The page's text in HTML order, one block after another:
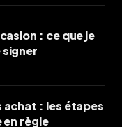
: ce que je
: les étapes
en règle